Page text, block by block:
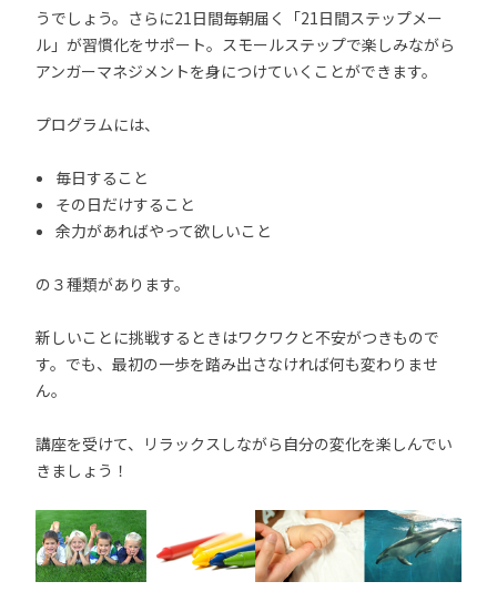
うでしょう。さらに21日間毎朝届く「21日間ステップメー
ル」が習慣化をサポート。スモールステップで楽しみながら
アンガーマネジメントを身につけていくことができます。
プログラムには、
毎日すること
その日だけすること
余力があればやって欲しいこと
の３種類があります。
新しいことに挑戦するときはワクワクと不安がつきもので
す。でも、最初の一歩を踏み出さなければ何も変わりませ
ん。
講座を受けて、リラックスしながら自分の変化を楽しんでい
きましょう！